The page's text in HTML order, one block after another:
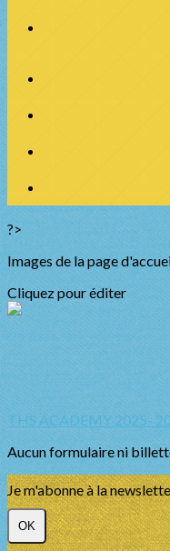
?>
Images de la page
Cliquez pour éditer
THS ACADEMY 2025-
Aucun formulaire ni
Je m'abonne à la
OK